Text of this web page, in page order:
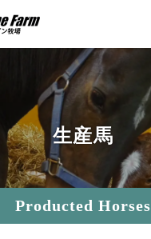
Producted Horses
生産馬